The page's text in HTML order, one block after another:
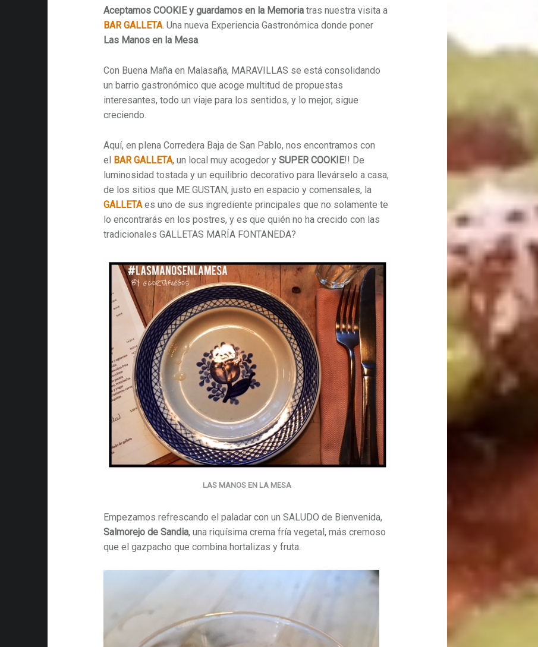
Aceptamos COOKIE y guardamos en la Memoria tras nuestra visita a
BAR GALLETA . Una nueva Experiencia Gastronómica donde poner
Las Manos en la Mesa
Con Buena Maña en Malasaña, MARAVILLAS se está consolidando
un barrio gastronómico que acoge multitud de propuestas
interesantes, todo un viaje para los sentidos, y lo mejor, sigue
creciendo.
Aquí, en plena Corredera Baja de San Pablo, nos encontramos con
el BAR GALLETA, un local muy acogedor ySUPER COOKIE!! De
luminosidad tostada y un equilibrio decorativo para llevárselo a casa,
de los sitios que ME GUSTAN, justo en espacio y comensales, la
GALLETA es uno de sus ingrediente principales que no solamente te
lo encontrarás en los postres, y es que quién no ha crecido con las
tradicionales GALLETAS MARÍA FONTANEDA?
LAS MANOS EN LA MESA
Empezamos refrescando el paladar con un SALUDO de Bienvenida,
Salmorejo de Sandia, una riquísima crema fría vegetal, más cremoso
que el gazpacho que combina hortalizas y fruta.